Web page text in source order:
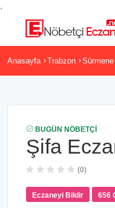
Anasayfa Trabzon Sürmene
BUGÜN NÖBETÇI
Şifa
(0)
Eczaneyi Bildir 656